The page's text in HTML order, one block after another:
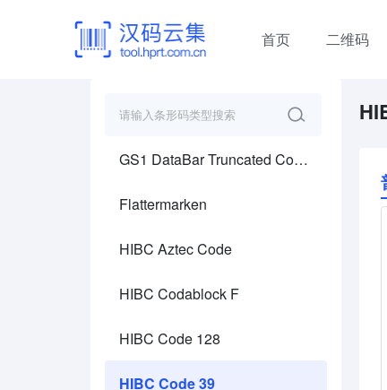
首页 二维码
GS1 DataBar Truncated
GS1 DataBar Truncated Composite
Flattermarken
HIBC Aztec Code
HIBC Codablock F
HIBC Code 128
HIBC Code 39